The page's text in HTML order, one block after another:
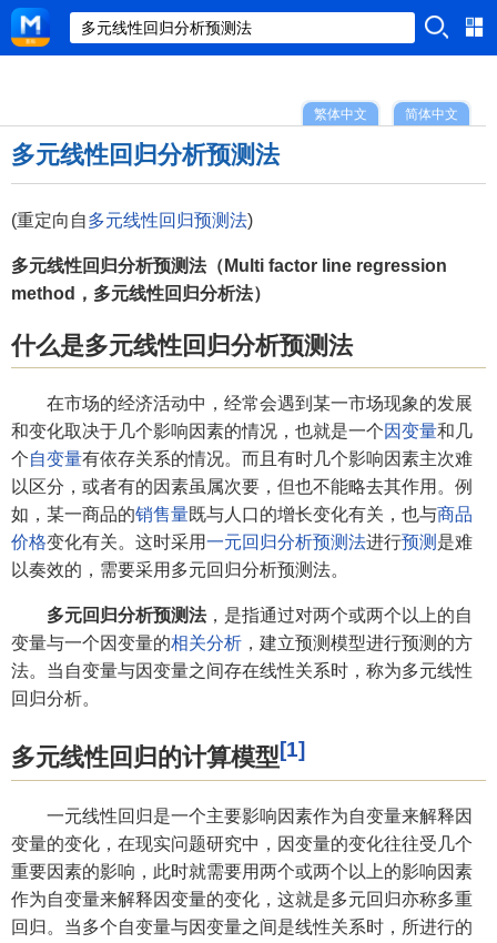
简体中文
繁体中文
多元线性回归分析预测法
(重定向自多元线性回归预测法)
多元线性回归分析预测法（Multi factor line regression
method，多元线性回归分析法）
什么是多元线性回归分析预测法
在市场的经济活动中，经常会遇到某一市场现象的发展
和变化取决于几个影响因素的情况，也就是一个因变量和几
个自变量有依存关系的情况。而且有时几个影响因素主次难
以区分，或者有的因素虽属次要，但也不能略去其作用。例
如，某一商品的销售量既与人口的增长变化有关，也与商品
价格变化有关。这时采用一元回归分析预测法进行预测 是难
以奏效的，需要采用多元回归分析预测法。
多元回归分析预测法，是指通过对两个或两个以上的自
变量与一个因变量的相关分析 ，建立预测模型进行预测的方
法。当自变量与因变量之间存在线性关系时，称为多元线性
回归分析。
多元线性回归的计算模型[1]
一元线性回归是一个主要影响因素作为自变量来解释因
变量的变化，在现实问题研究中，因变量的变化往往受几个
重要因素的影响，此时就需要用两个或两个以上的影响因素
作为自变量来解释因变量的变化，这就是多元回归亦称多重
回归。当多个自变量与因变量之间是线性关系时，所进行的